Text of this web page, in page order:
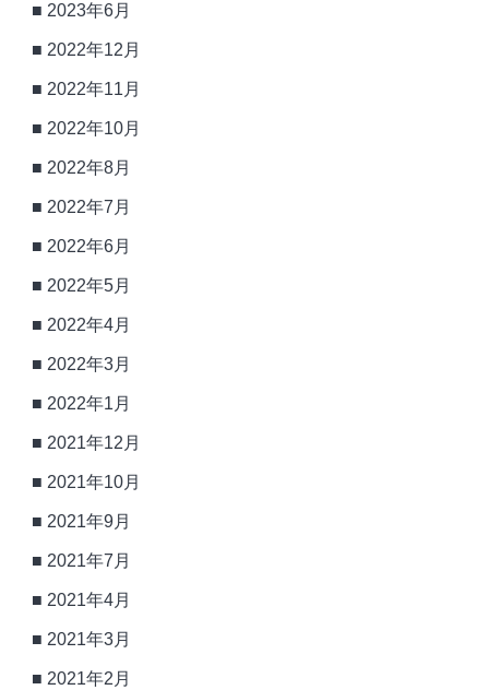
2023年6月
2022年12月
2022年11月
2022年10月
2022年8月
2022年7月
2022年6月
2022年5月
2022年4月
2022年3月
2022年1月
2021年12月
2021年10月
2021年9月
2021年7月
2021年4月
2021年3月
2021年2月